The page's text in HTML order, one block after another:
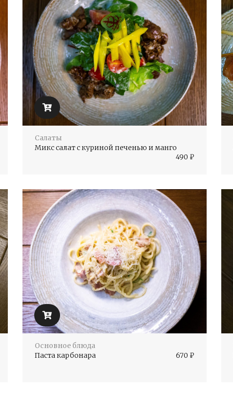
Салаты
Микс салат с куриной печенью и манго
490 ₽
Основное блюда
Паста карбонара
670 ₽